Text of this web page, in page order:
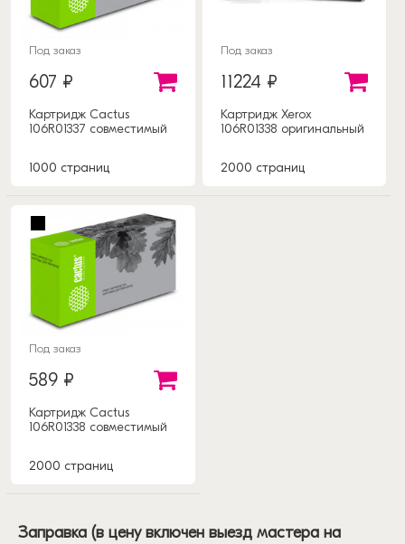
Под заказ
607 ₽
Картридж Cactus
106R01337 совместимый
1000 страниц
Под заказ
11224 ₽
Картридж Xerox
106R01338 оригинальный
2000 страниц
Под заказ
589 ₽
Картридж Cactus
106R01338 совместимый
2000 страниц
Заправка (в цену включен выезд мастера на